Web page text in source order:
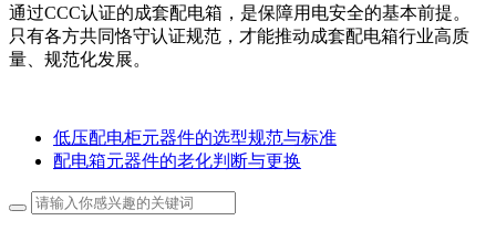
通过CCC认证的成套配电箱，是保障用电安全的基本前提。
只有各方共同恪守认证规范，才能推动成套配电箱行业高质
量、规范化发展。
低压配电柜元器件的选型规范与标准
配电箱元器件的老化判断与更换